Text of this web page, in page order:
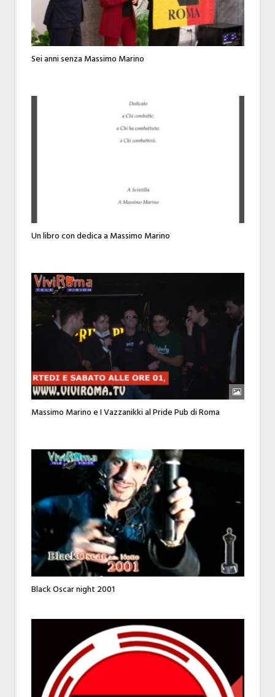
Sei anni senza Massimo Marino
Un libro con dedica a Massimo Marino
Massimo Marino e I Vazzanikki al Pride Pub di Roma
Black Oscar night 2001